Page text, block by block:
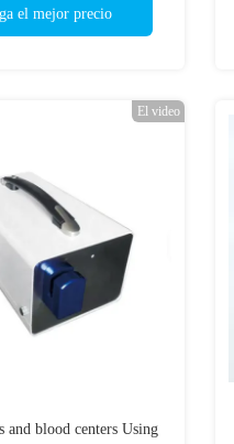
el mejor precio
El video
and blood centers Using